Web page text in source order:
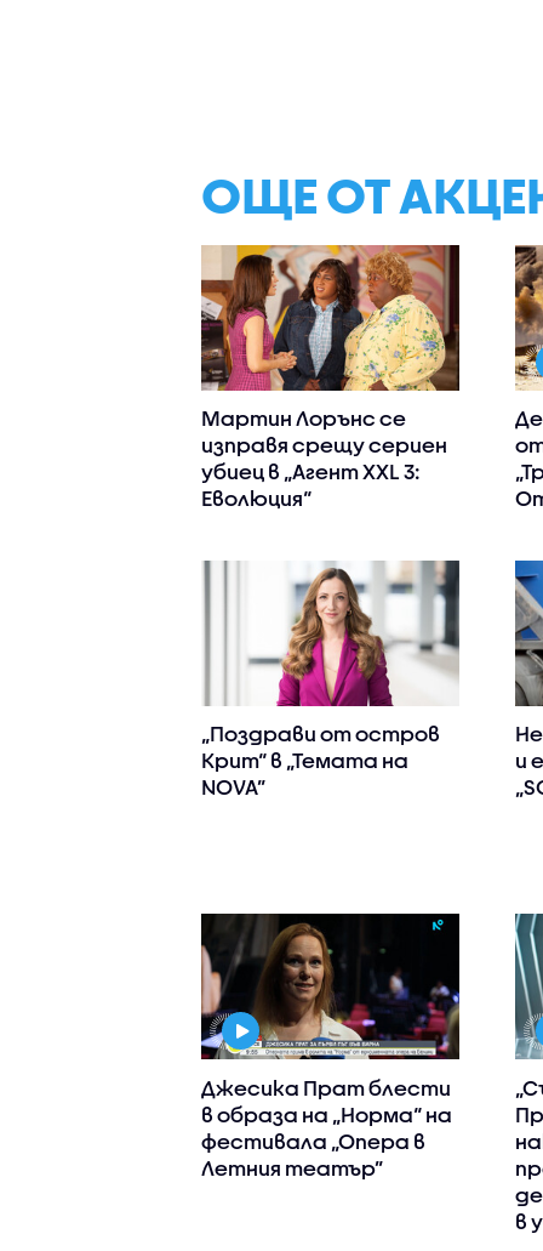
ОЩЕ ОТ
Мартин Лорънс се
изправя срещу сериен
убиец в „Агент XXL 3:
Еволюция“
„Поздрави от остров
Крит“ в „Темата на
NOVA”
и
Джесика Прат блести
в образа на „Норма“ на
фестивала „Опера в
Летния театър”
в